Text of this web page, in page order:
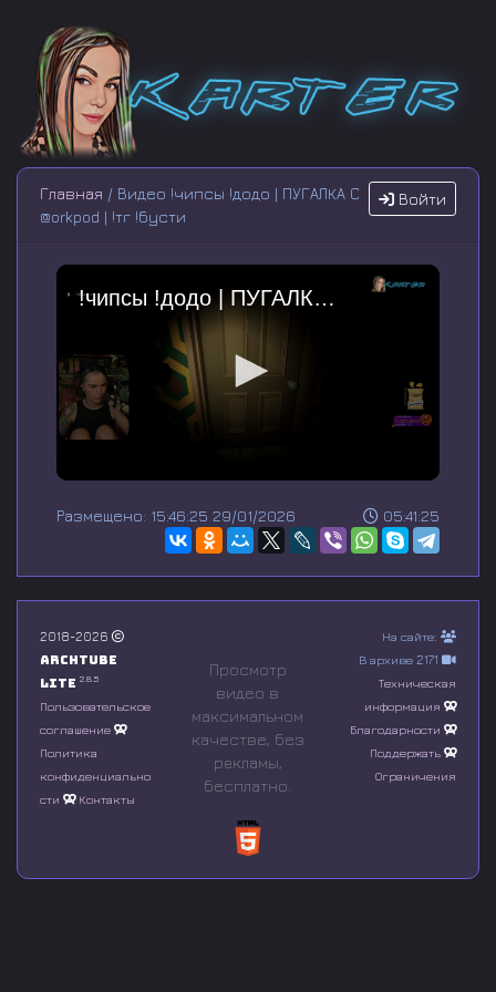
Войти
Главная / Видео !чипсы !додо | ПУГАЛКА С
@orkpod | !тг !бусти
!чипсы !додо | ПУГАЛКА С @orkpod | !тг !бусти
e
n
o
f
0
s
o
n
d
05:41:25
Размещено: 15:46:25 29/01/2026
2018-2026
Archtube
Lite 2.8.5
Пользовательское
соглашение
Политика
конфиденциально
сти
Контакты
Просмотр
видео в
максимальном
качестве, без
рeкламы,
бесплатно.
На сайте:
В архиве 2171
Техническая
информация
Благодарности
Поддержать
Ограничения